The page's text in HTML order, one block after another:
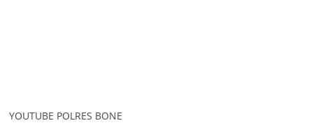
YOUTUBE POLRES BONE